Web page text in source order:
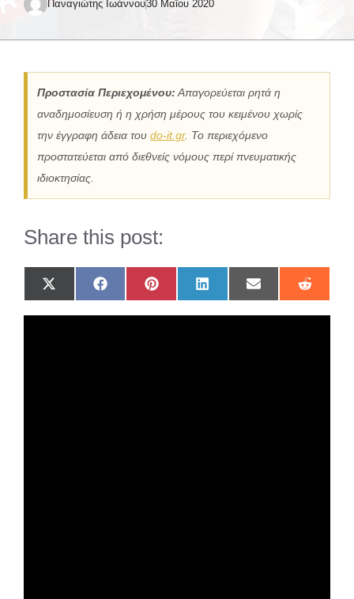
Παναγιώτης Ιωάννου30 Μαΐου 2020
Προστασία Περιεχομένου: Απαγορεύεται ρητά η
αναδημοσίευση ή η χρήση μέρους του κειμένου χωρίς
την έγγραφη άδεια του do-it.gr. Το περιεχόμενο
προστατεύεται από διεθνείς νόμους περί πνευματικής
ιδιοκτησίας.
Share this post:
Share
on
X
Share
on
Facebook
Share
on
Pinterest
Share
on
LinkedIn
Share
on
Email
Share
on
Reddit